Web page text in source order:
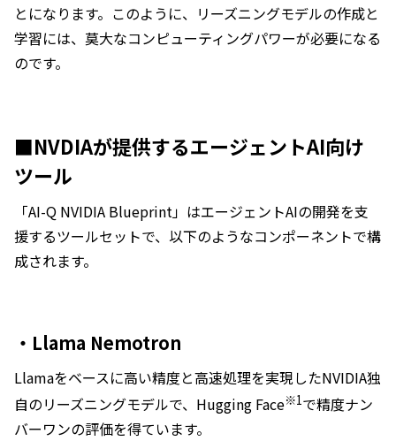
とになります。このように、リーズニングモデルの作成と
学習には、莫大なコンピューティングパワーが必要になる
のです。
■NVDIAが提供するエージェントAI向け
ツール
「AI-Q NVIDIA Blueprint」はエージェントAIの開発を支
援するツールセットで、以下のようなコンポーネントで構
成されます。
・Llama Nemotron
Llamaをベースに高い精度と高速処理を実現したNVIDIA独
自のリーズニングモデルで、Hugging Face※1で精度ナン
バーワンの評価を得ています。